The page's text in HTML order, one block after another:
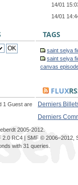
14/01
14/01
TAGS
saint seiya
saint seiya
canvas
1 Guest are
FLUX
Derniers
Derniers
2005-2012.
2.0 RC4 | SMF © 2006–2012,
with 31 queries.